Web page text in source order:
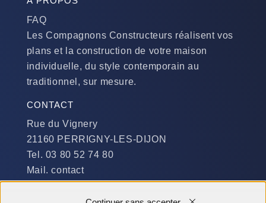
FAQ
Les Compagnons Constructeurs réalisent vos
plans et la construction de votre maison
individuelle, du style contemporain au
traditionnel, sur mesure.
CONTACT
Rue du Vignery
21160 PERRIGNY-LES-DIJON
Tel. 03 80 52 74 80
Mail. contact